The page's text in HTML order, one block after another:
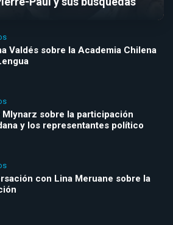
Valdés sobre la Academia Chilena
Mlynarz sobre la participación
y los representantes político
con Lina Meruane sobre la